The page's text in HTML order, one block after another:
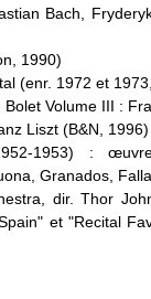
Bach,
1990)
(enr. 1972 et
Volume III :
Liszt (B&N, 1996)
1953) :
Granados,
dir. Thor
et "Recital